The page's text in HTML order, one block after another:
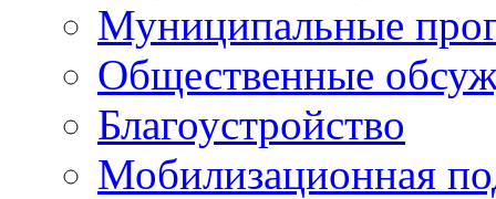
Муниципальные
Общественные
Благоустройство
Мобилизационная